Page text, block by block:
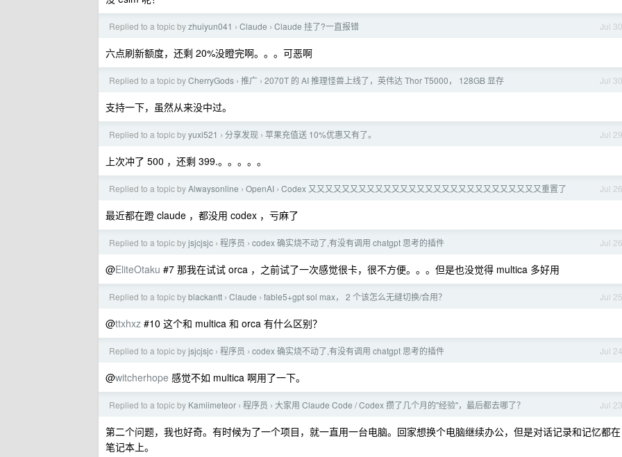
Jul 30
Replied to a topic byzhuiyun041 › Claude › Claude 挂了?一直报错
六点刷新额度，还剩 20%没瞪完啊。。。可恶啊
Jul 30
Replied to a topic byCherryGods › 推广 › 2070T 的 AI 推理怪兽上线了，英伟达 Thor T5000， 128GB 显存
支持一下，虽然从来没中过。
Jul 29
Replied to a topic byyuxi521 › 分享发现 › 苹果充值送 10%优惠又有了。
上次冲了 500 ，还剩 399.。。。。。
Jul 26
Replied to a topic byAlwaysonline › OpenAI › Codex 又又又又又又又又又又又又又又又又又又又又又又又又又又又又重置了
最近都在蹬 claude ，都没用 codex ，亏麻了
Jul 26
Replied to a topic byjsjcjsjc › 程序员 › codex 确实烧不动了,有没有调用 chatgpt 思考的插件
@EliteOtaku #7 那我在试试 orca ，之前试了一次感觉很卡，很不方便。。。但是也没觉得 multica 多好用
Jul 25
Replied to a topic byblackantt › Claude › fable5+gpt sol max， 2 个该怎么无缝切换/合用？
@ttxhxz #10 这个和 multica 和 orca 有什么区别？
Jul 24
Replied to a topic byjsjcjsjc › 程序员 › codex 确实烧不动了,有没有调用 chatgpt 思考的插件
@witcherhope 感觉不如 multica 啊用了一下。
Jul 23
Replied to a topic by Kamiimeteor › 程序员 › 大家用 Claude Code / Codex 攒了几个月的"经验"，最后都去哪了？
第二个问题，我也好奇。有时候为了一个项目，就一直用一台电脑。回家想换个电脑继续办公，但是对话记录和记忆都在
笔记本上。